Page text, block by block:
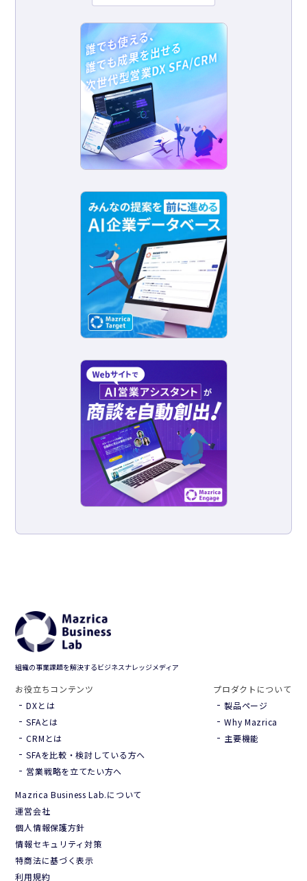
組織の事業課題を解決するビジネスナレッジメディア
お役立ちコンテンツ
DXとは
SFAとは
CRMとは
SFAを比較・検討している方へ
営業戦略を立てたい方へ
プロダクトについて
製品ページ
Why Mazrica
主要機能
Mazrica Business Lab.について
運営会社
個人情報保護方針
情報セキュリティ対策
特商法に基づく表示
利用規約
Hana（お客さま専用AI）